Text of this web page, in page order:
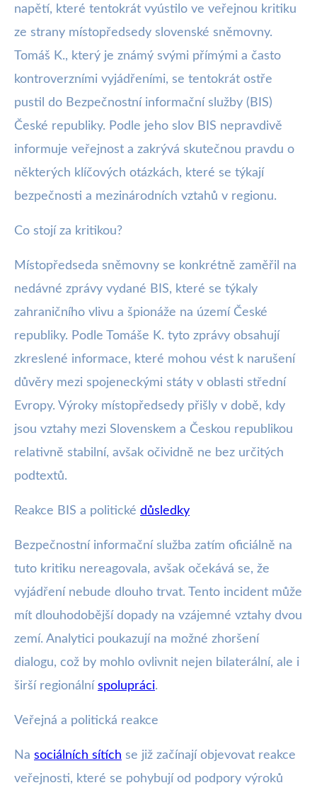
napětí, které tentokrát vyústilo ve veřejnou kritiku
ze strany místopředsedy slovenské sněmovny.
Tomáš K., který je známý svými přímými a často
kontroverzními vyjádřeními, se tentokrát ostře
pustil do Bezpečnostní informační služby (BIS)
České republiky. Podle jeho slov BIS nepravdivě
informuje veřejnost a zakrývá skutečnou pravdu o
některých klíčových otázkách, které se týkají
bezpečnosti a mezinárodních vztahů v regionu.
Co stojí za kritikou?
Místopředseda sněmovny se konkrétně zaměřil na
nedávné zprávy vydané BIS, které se týkaly
zahraničního vlivu a špionáže na území České
republiky. Podle Tomáše K. tyto zprávy obsahují
zkreslené informace, které mohou vést k narušení
důvěry mezi spojeneckými státy v oblasti střední
Evropy. Výroky místopředsedy přišly v době, kdy
jsou vztahy mezi Slovenskem a Českou republikou
relativně stabilní, avšak očividně ne bez určitých
podtextů.
Reakce BIS a politické důsledky
Bezpečnostní informační služba zatím oficiálně na
tuto kritiku nereagovala, avšak očekává se, že
vyjádření nebude dlouho trvat. Tento incident může
mít dlouhodobější dopady na vzájemné vztahy dvou
zemí. Analytici poukazují na možné zhoršení
dialogu, což by mohlo ovlivnit nejen bilaterální, ale i
širší regionální spolupráci.
Veřejná a politická reakce
Na sociálních sítích se již začínají objevovat reakce
veřejnosti, které se pohybují od podpory výroků